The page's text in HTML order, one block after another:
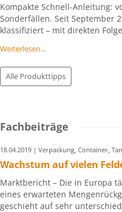
Kompakte Schnell-Anleitung:
Sonderfällen. Seit September
klassifiziert – mit direkten
betreffen!
Weiterlesen...
Alle Produkttipps
Fachbeiträge
18.04.2019 | Verpackung, Container,
Wachstum auf vielen
Marktbericht – Die in Europa
eines erwarteten
geschieht auf sehr